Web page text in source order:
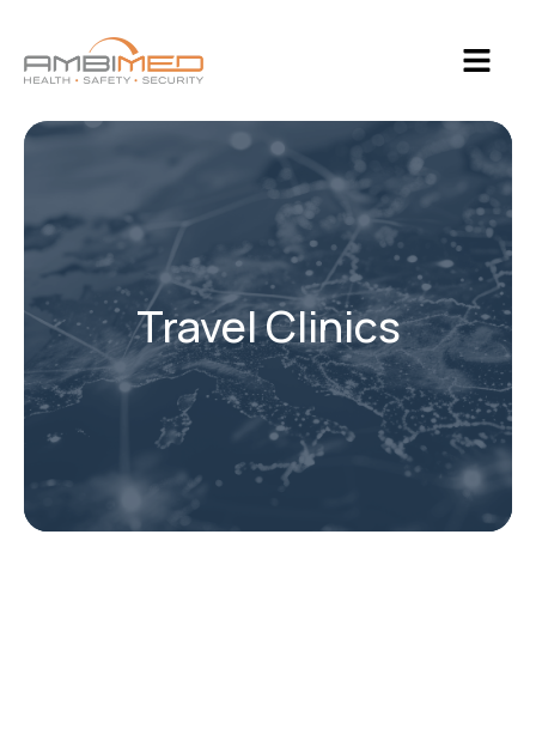
Travel Clinics